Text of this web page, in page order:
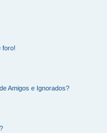
foro!
Amigos e Ignorados?